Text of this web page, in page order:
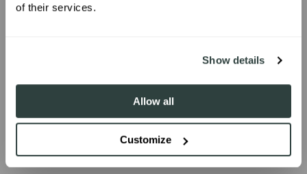
of their services.
Show details
Allow all
Customize
Sem limitações